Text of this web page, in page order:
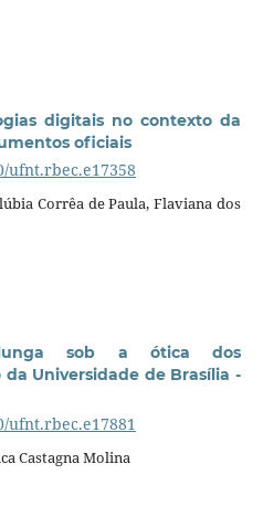
digitais no contexto da
oficiais
ufnt.rbec.e17358
Corrêa de Paula, Flaviana dos
sob a ótica dos
Universidade de Brasília -
ufnt.rbec.e17881
Castagna Molina